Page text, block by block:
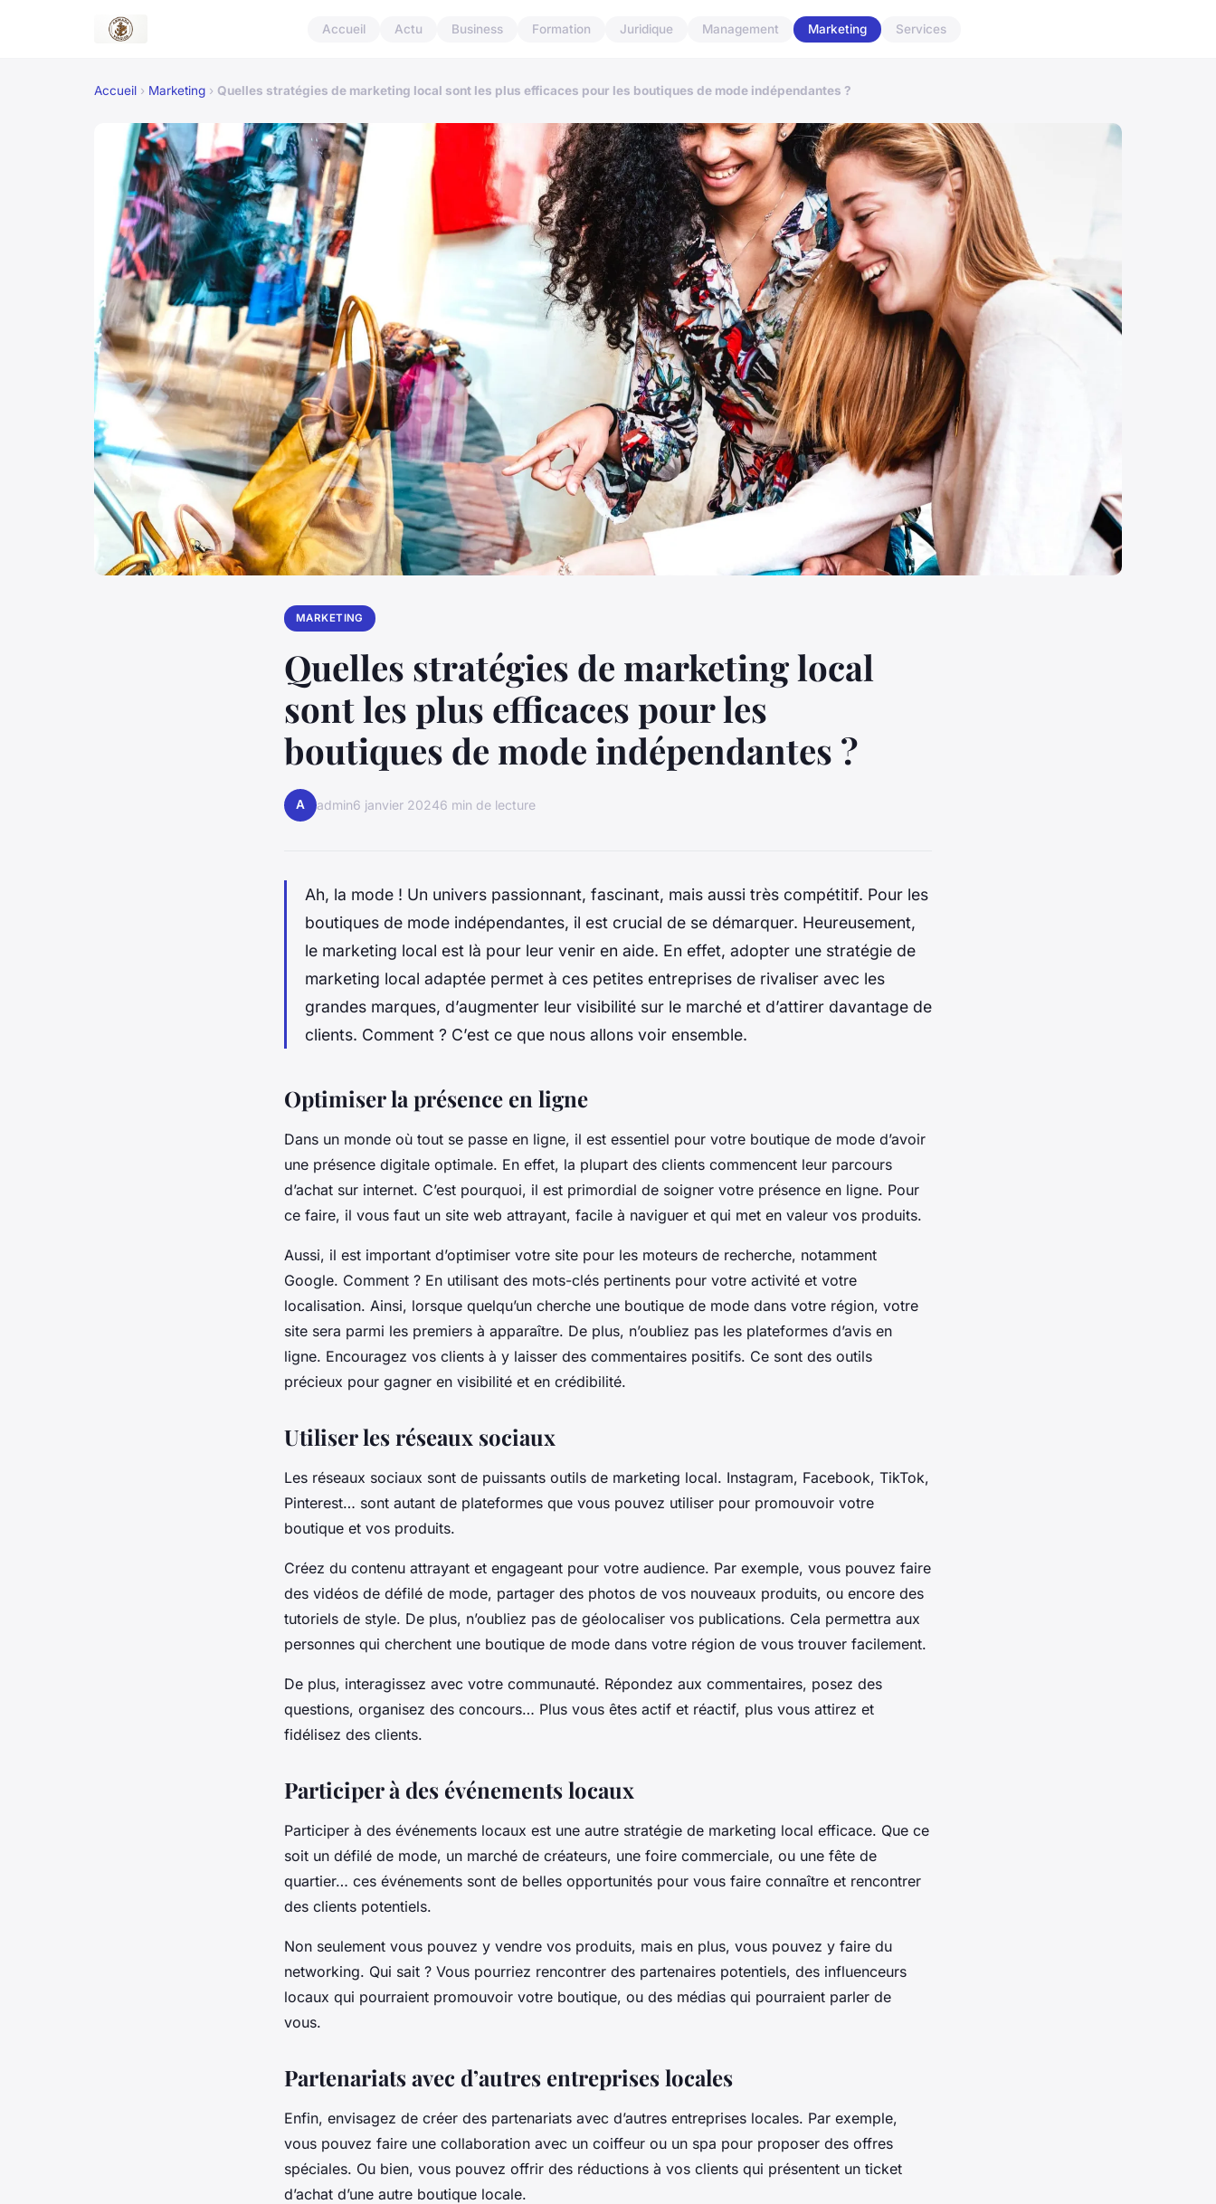
Accueil Actu Business Formation Juridique Management Marketing Services
Accueil › Marketing › Quelles stratégies de marketing local sont les plus efficaces pour les boutiques de mode indépendantes ?
MARKETING
Quelles stratégies de marketing local
sont les plus efficaces pour les
boutiques de mode indépendantes ?
A admin6 janvier 20246 min de lecture
Ah, la mode ! Un univers passionnant, fascinant, mais aussi très compétitif. Pour les
boutiques de mode indépendantes, il est crucial de se démarquer. Heureusement,
le marketing local est là pour leur venir en aide. En effet, adopter une stratégie de
marketing local adaptée permet à ces petites entreprises de rivaliser avec les
grandes marques, d’augmenter leur visibilité sur le marché et d’attirer davantage de
clients. Comment ? C’est ce que nous allons voir ensemble.
Optimiser la présence en ligne
Dans un monde où tout se passe en ligne, il est essentiel pour votre boutique de mode d’avoir
une présence digitale optimale. En effet, la plupart des clients commencent leur parcours
d’achat sur internet. C’est pourquoi, il est primordial de soigner votre présence en ligne. Pour
ce faire, il vous faut un site web attrayant, facile à naviguer et qui met en valeur vos produits.
Aussi, il est important d’optimiser votre site pour les moteurs de recherche, notamment
Google. Comment ? En utilisant des mots-clés pertinents pour votre activité et votre
localisation. Ainsi, lorsque quelqu’un cherche une boutique de mode dans votre région, votre
site sera parmi les premiers à apparaître. De plus, n’oubliez pas les plateformes d’avis en
ligne. Encouragez vos clients à y laisser des commentaires positifs. Ce sont des outils
précieux pour gagner en visibilité et en crédibilité.
Utiliser les réseaux sociaux
Les réseaux sociaux sont de puissants outils de marketing local. Instagram, Facebook, TikTok,
Pinterest… sont autant de plateformes que vous pouvez utiliser pour promouvoir votre
boutique et vos produits.
Créez du contenu attrayant et engageant pour votre audience. Par exemple, vous pouvez faire
des vidéos de défilé de mode, partager des photos de vos nouveaux produits, ou encore des
tutoriels de style. De plus, n’oubliez pas de géolocaliser vos publications. Cela permettra aux
personnes qui cherchent une boutique de mode dans votre région de vous trouver facilement.
De plus, interagissez avec votre communauté. Répondez aux commentaires, posez des
questions, organisez des concours… Plus vous êtes actif et réactif, plus vous attirez et
fidélisez des clients.
Participer à des événements locaux
Participer à des événements locaux est une autre stratégie de marketing local efficace. Que ce
soit un défilé de mode, un marché de créateurs, une foire commerciale, ou une fête de
quartier… ces événements sont de belles opportunités pour vous faire connaître et rencontrer
des clients potentiels.
Non seulement vous pouvez y vendre vos produits, mais en plus, vous pouvez y faire du
networking. Qui sait ? Vous pourriez rencontrer des partenaires potentiels, des influenceurs
locaux qui pourraient promouvoir votre boutique, ou des médias qui pourraient parler de
vous.
Partenariats avec d’autres entreprises locales
Enfin, envisagez de créer des partenariats avec d’autres entreprises locales. Par exemple,
vous pouvez faire une collaboration avec un coiffeur ou un spa pour proposer des offres
spéciales. Ou bien, vous pouvez offrir des réductions à vos clients qui présentent un ticket
d’achat d’une autre boutique locale.